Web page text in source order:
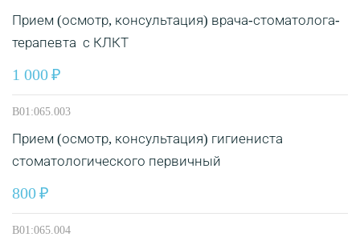
Прием (осмотр, консультация) врача-стоматолога-
терапевта с КЛКТ
1 000
B01:065.003
Прием (осмотр, консультация) гигиениста
стоматологического первичный
800
B01:065.004